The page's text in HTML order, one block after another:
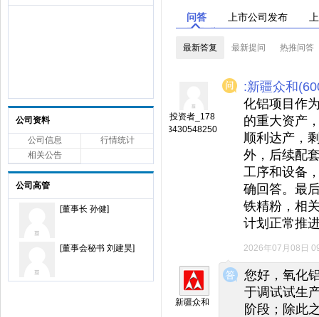
公司资料
公司信息
行情统计
相关公告
公司高管
[董事长 孙健]
[董事会秘书 刘建昊]
问答 上市公司发布
最新答复 最新提问 热推问答
投资者_178
3430548250
:新疆众和
化铝项目作
的重大资产
顺利达产，
外，后续配
工序和设备
确回答。最
铁精粉，相
计划正常推
2026年07月08日
◆
◆
新疆众和
您好，氧化
于调试试生
阶段；除此